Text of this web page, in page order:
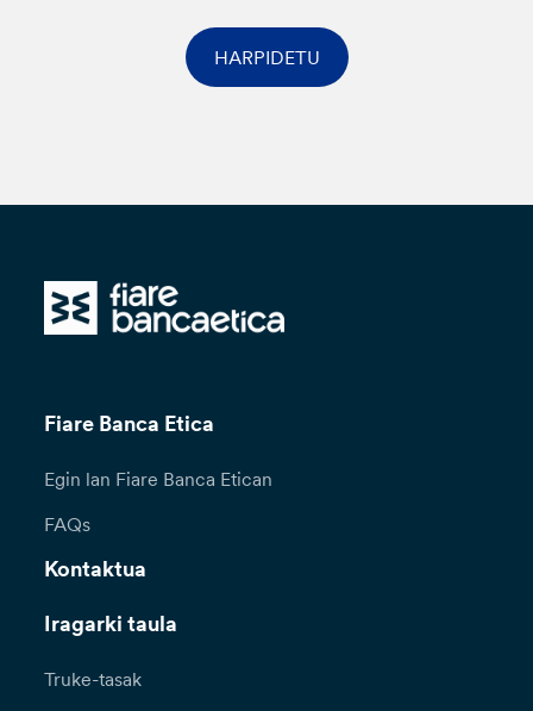
HARPIDETU
Fiare Banca Etica
Egin lan Fiare Banca Etican
FAQs
Kontaktua
Iragarki taula
Truke-tasak